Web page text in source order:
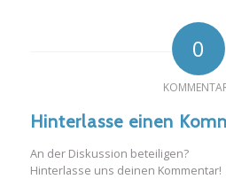
0
Hinterlasse einen
An der Diskussion beteiligen?
Hinterlasse uns deinen Kommentar!